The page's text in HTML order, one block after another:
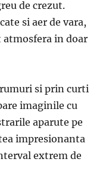
de crezut.
si aer de vara,
in doar
si prin curti
imaginile cu
aparute pe
impresionanta
extrem de